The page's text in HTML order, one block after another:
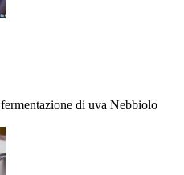
di uva Nebbiolo